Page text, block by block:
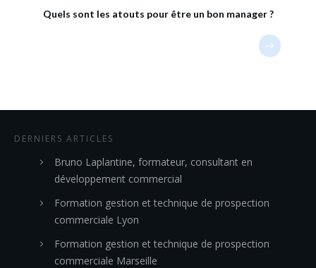
Quels sont les atouts pour être un bon manager ?
DERNIERS ARTICLES
Bruno Laplantine, formateur, consultant en
développement commercial
Formation gestion et technique de prospection
commerciale Lyon
Formation gestion et technique de prospection
commerciale Marseille